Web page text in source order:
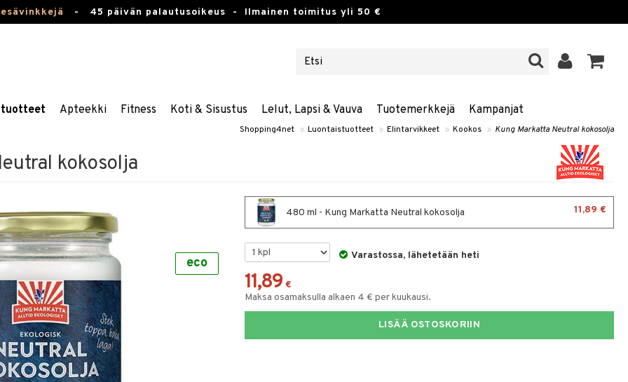
- 45 päivän palautusoikeus - Ilmainen toimitus yli 50 €
Apteekki Fitness Koti & Sisustus Lelut, Lapsi & Vauva Tuotemerkkejä Kampanjat
Shopping4net » Luontaistuotteet » Elintarvikkeet » Kookos » Kung Markatta Neutral kokosolja
kokosolja
eco
480 ml - Kung Markatta Neutral kokosolja 11,89 €
Varastossa, lähetetään heti
11,89 €
Maksa osamaksulla alkaen 4 € per kuukausi.
LISÄÄ OSTOSKORIIN